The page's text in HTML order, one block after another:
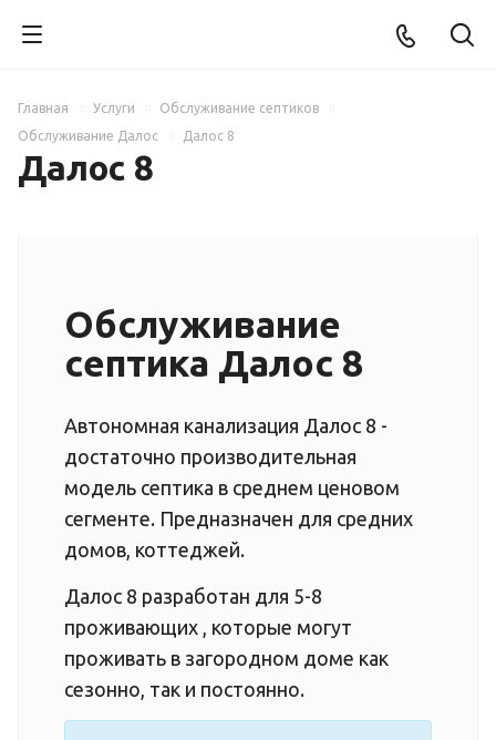
Главная Услуги
Обслуживание септиков
Обслуживание Далос
Далос 8
Далос 8
Обслуживание
септика Далос 8
Автономная канализация Далос 8 -
достаточно производительная
модель септика в среднем ценовом
сегменте. Предназначен для средних
домов, коттеджей.
Далос 8 разработан для 5-8
проживающих , которые могут
проживать в загородном доме как
сезонно, так и постоянно.